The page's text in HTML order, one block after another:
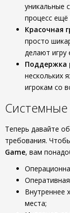
уникальные
процесс
Красочная
просто
делают игру
Поддержка
нескольких
игрокам со
Системные
Теперь давайте
требования.
Game, вам
Внутреннее
места;